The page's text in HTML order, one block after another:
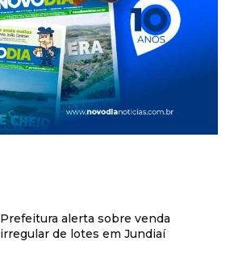
Prefeitura alerta sobre venda
irregular de lotes em Jundiaí